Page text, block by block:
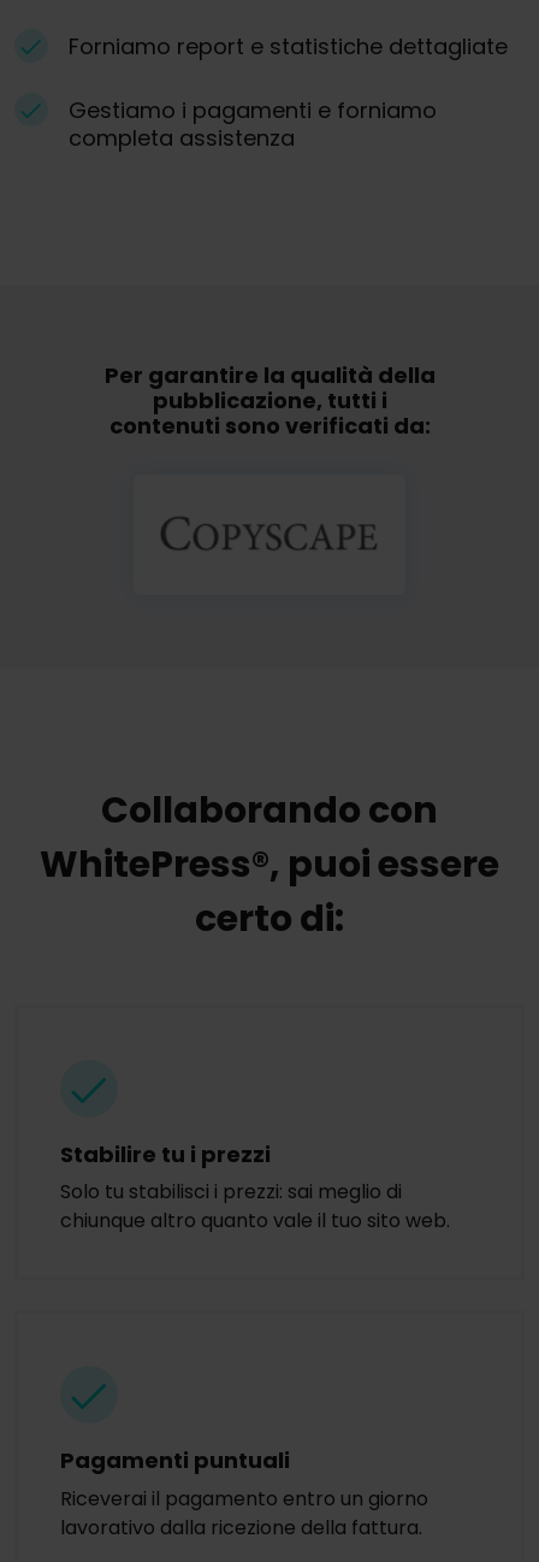
Forniamo report e statistiche dettagliate
Gestiamo i pagamenti e forniamo
completa assistenza
Per garantire la qualità della
pubblicazione, tutti i
contenuti sono verificati da:
Collaborando con
WhitePress®, puoi essere
certo di:
Stabilire tu i prezzi
Solo tu stabilisci i prezzi: sai meglio di
chiunque altro quanto vale il tuo sito web.
Pagamenti puntuali
Riceverai il pagamento entro un giorno
lavorativo dalla ricezione della fattura.